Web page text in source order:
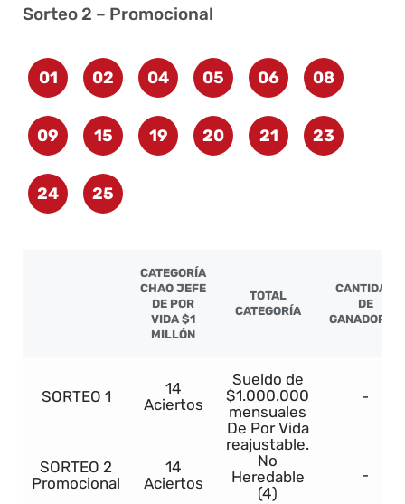
Sorteo 2 – Promocional
01 02 04 05 06 08
09 15 19 20 21 23
24 25
CATEGORÍA
CHAO JEFE
DE POR
VIDA $1
MILLÓN
TOTAL
CATEGORÍA
CANTIDAD
DE
GANADORES
SORTEO 1
14
Aciertos
Sueldo de
$1.000.000
mensuales
De Por Vida
reajustable.
No
Heredable
(4)
-
SORTEO 2
Promocional
14
Aciertos
-